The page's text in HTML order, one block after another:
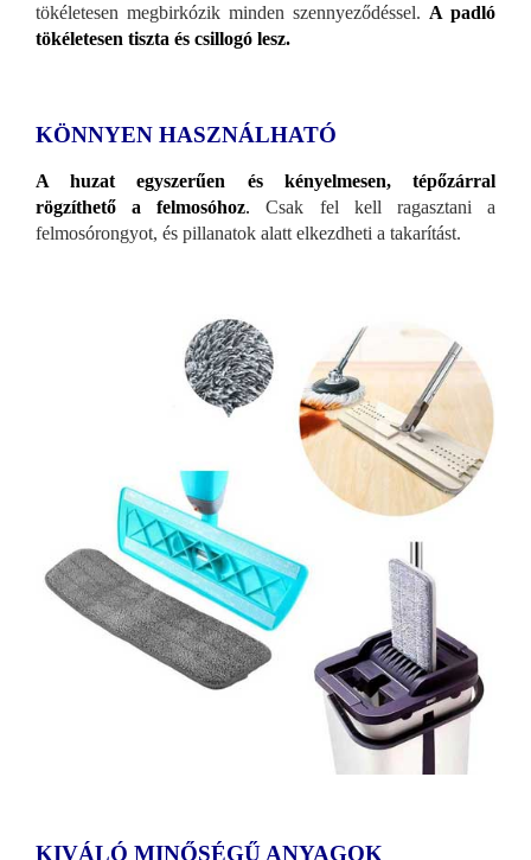
tökéletesen megbirkózik minden szennyeződéssel. A padló
tökéletesen tiszta és csillogó lesz.
KÖNNYEN HASZNÁLHATÓ
A huzat egyszerűen és kényelmesen, tépőzárral
rögzíthető a felmosóhoz. Csak fel kell ragasztani a
felmosórongyot, és pillanatok alatt elkezdheti a takarítást.
KIVÁLÓ MINŐSÉGŰ ANYAGOK